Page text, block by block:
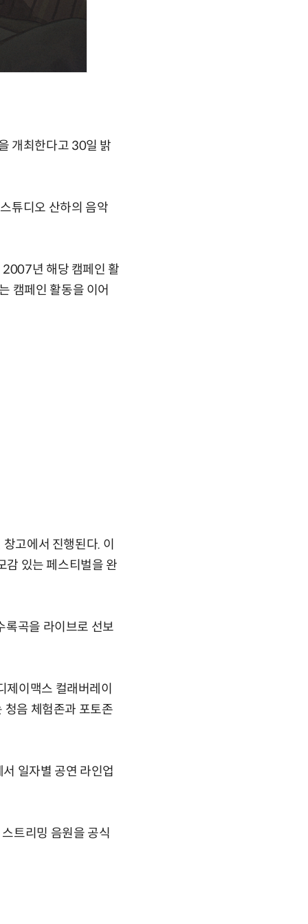
개최한다고 30일 밝
튜디오 산하의 음악
년 해당 캠페인 활
캠페인 활동을 이어
고에서 진행된다. 이
감 있는 페스티벌을 완
록곡을 라이브로 선보
이맥스 컬래버레이
청음 체험존과 포토존
일자별 공연 라인업
트리밍 음원을 공식